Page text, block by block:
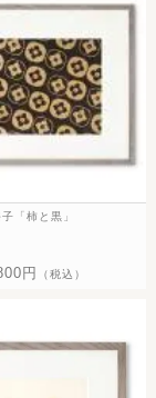
「柿と黒」
円 （税込）